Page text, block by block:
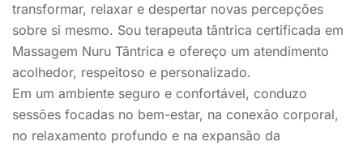
transformar, relaxar e despertar novas percepções
sobre si mesmo. Sou terapeuta tântrica certificada em
Massagem Nuru Tântrica e ofereço um atendimento
acolhedor, respeitoso e personalizado.
Em um ambiente seguro e confortável, conduzo
sessões focadas no bem-estar, na conexão corporal,
no relaxamento profundo e na expansão da